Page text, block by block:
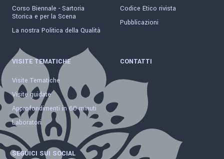
Corso Biennale - Sartoria
Storica e per la Scena
La nostra Politica della Qualità
Codice Etico rivista
Pubblicazioni
VISITE TEMATICHE
Visite Tematiche
Visite guidate
Approfondimenti in 60 minuti
Laboratori
CONTATTI
SEGUICI SUI SOCIAL